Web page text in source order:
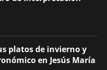
platos de invierno y
en Jesús María